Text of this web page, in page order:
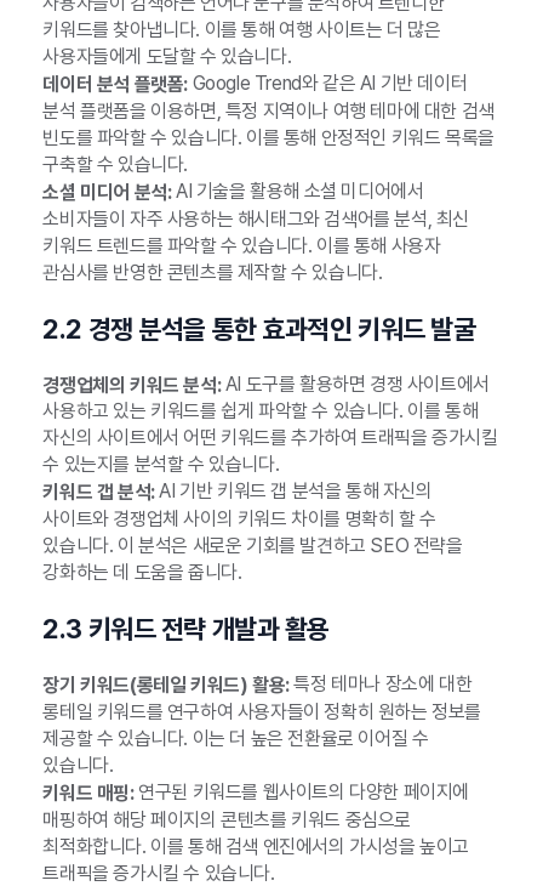
키워드를 찾아냅니다. 이를 통해 여행 사이트는 더 많은
사용자들에게 도달할 수 있습니다.
데이터 분석 플랫폼:Google Trend와 같은 AI 기반 데이터
분석 플랫폼을 이용하면, 특정 지역이나 여행 테마에 대한 검색
빈도를 파악할 수 있습니다. 이를 통해 안정적인 키워드 목록을
구축할 수 있습니다.
소셜 미디어 분석:AI 기술을 활용해 소셜 미디어에서
소비자들이 자주 사용하는 해시태그와 검색어를 분석, 최신
키워드 트렌드를 파악할 수 있습니다. 이를 통해 사용자
관심사를 반영한 콘텐츠를 제작할 수 있습니다.
2.2 경쟁 분석을 통한 효과적인 키워드 발굴
경쟁업체의 키워드 분석:AI 도구를 활용하면 경쟁 사이트에서
사용하고 있는 키워드를 쉽게 파악할 수 있습니다. 이를 통해
자신의 사이트에서 어떤 키워드를 추가하여 트래픽을 증가시킬
수 있는지를 분석할 수 있습니다.
키워드 갭 분석:AI 기반 키워드 갭 분석을 통해 자신의
사이트와 경쟁업체 사이의 키워드 차이를 명확히 할 수
있습니다. 이 분석은 새로운 기회를 발견하고 SEO 전략을
강화하는 데 도움을 줍니다.
2.3 키워드 전략 개발과 활용
장기 키워드(롱테일 키워드) 활용:특정 테마나 장소에 대한
롱테일 키워드를 연구하여 사용자들이 정확히 원하는 정보를
제공할 수 있습니다. 이는 더 높은 전환율로 이어질 수
있습니다.
키워드 매핑:연구된 키워드를 웹사이트의 다양한 페이지에
매핑하여 해당 페이지의 콘텐츠를 키워드 중심으로
최적화합니다. 이를 통해 검색 엔진에서의 가시성을 높이고
트래픽을 증가시킬 수 있습니다.